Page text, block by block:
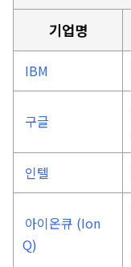
기업명
IBM
구글
인텔
아이온큐 (Ion
Q)